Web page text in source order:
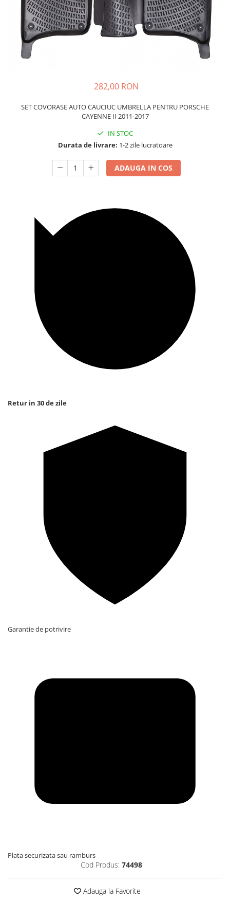
Accesorii Electronice Auto
Incarcatoare Auto
Accesorii pentru Roti si Anvelope
Husa Anvelope
282,00 RON
SET COVORASE AUTO CAUCIUC UMBRELLA PENTRU PORSCHE
CAYENNE II 2011-2017
IN STOC
Durata de livrare: 1-2 zile lucratoare
ADAUGA IN COS
Retur in 30 de zile
Garantie de potrivire
Plata securizata sau ramburs
Cod Produs: 74498
Adauga la Favorite